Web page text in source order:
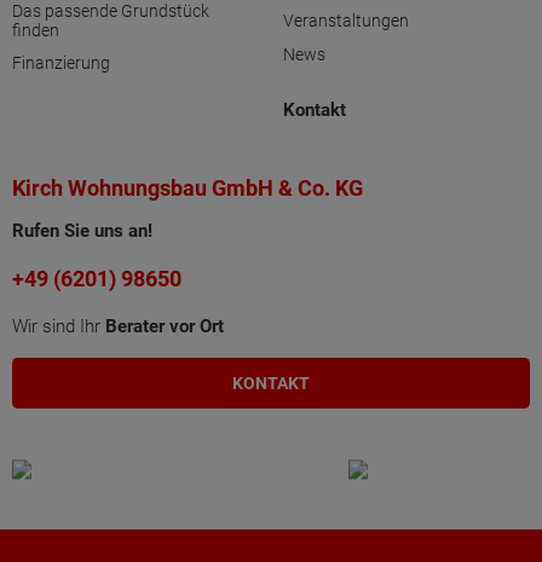
Das passende Grundstück
finden
Finanzierung
Veranstaltungen
News
Kontakt
Kirch Wohnungsbau GmbH & Co. KG
Rufen Sie uns an!
+49 (6201) 98650
Wir sind Ihr Berater vor Ort
KONTAKT